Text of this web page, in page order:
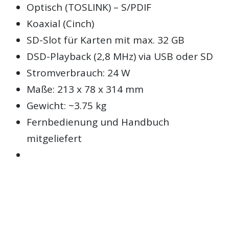
Optisch (TOSLINK) – S/PDIF
Koaxial (Cinch)
SD-Slot für Karten mit max. 32 GB
DSD-Playback (2,8 MHz) via USB oder SD
Stromverbrauch: 24 W
Maße: 213 x 78 x 314 mm
Gewicht: ~3.75 kg
Fernbedienung und Handbuch
mitgeliefert